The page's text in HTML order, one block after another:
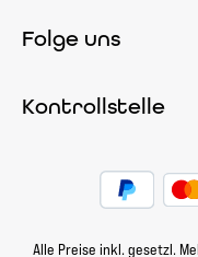
Folge uns
Kontrollstelle
Alle Preise inkl. gesetzl.